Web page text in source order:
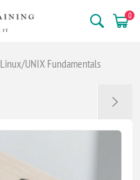
0
Linux/UNIX Fundamentals